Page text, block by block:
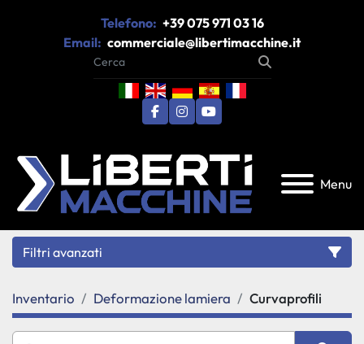
Telefono: +39 075 971 03 16
Email: commerciale@libertimacchine.it
facebook
instagram
youtube
Menu
Filtri avanzati
Categoria
Inventario Deformazione lamiera Curvaprofili